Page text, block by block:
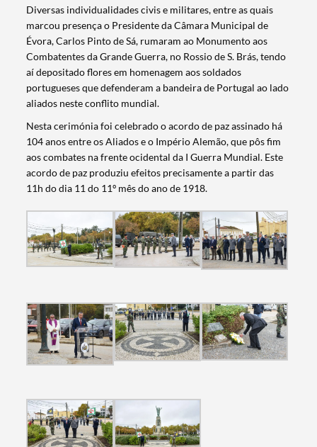
Diversas individualidades civis e militares, entre as quais
marcou presença o Presidente da Câmara Municipal de
Évora, Carlos Pinto de Sá, rumaram ao Monumento aos
Combatentes da Grande Guerra, no Rossio de S. Brás, tendo
aí depositado flores em homenagem aos soldados
portugueses que defenderam a bandeira de Portugal ao lado
aliados neste conflito mundial.
Nesta cerimónia foi celebrado o acordo de paz assinado há
104 anos entre os Aliados e o Império Alemão, que pôs fim
aos combates na frente ocidental da I Guerra Mundial. Este
acordo de paz produziu efeitos precisamente a partir das
11h do dia 11 do 11º mês do ano de 1918.